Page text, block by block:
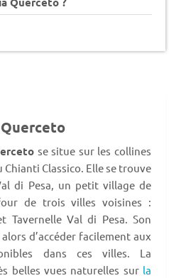
se situe sur les collines
Classico. Elle se trouve
di Pesa, un petit village de
de trois villes voisines :
Tavernelle Val di Pesa. Son
d’accéder facilement aux
dans ces villes. La
belles vues naturelles sur la